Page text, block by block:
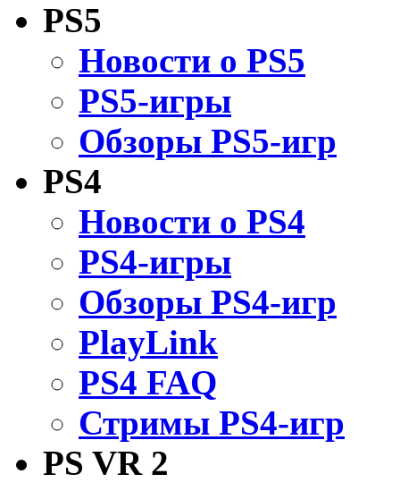
PS5
Новости о PS5
PS5-игры
Обзоры PS5-игр
PS4
Новости о PS4
PS4-игры
Обзоры PS4-игр
PlayLink
PS4 FAQ
Стримы PS4-игр
PS VR 2